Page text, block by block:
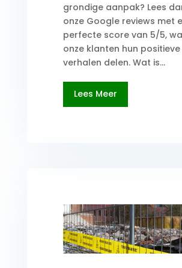
grondige aanpak? Lees
onze Google reviews met
perfecte score van 5/5,
onze klanten hun positieve
verhalen delen. Wat is...
Lees Meer